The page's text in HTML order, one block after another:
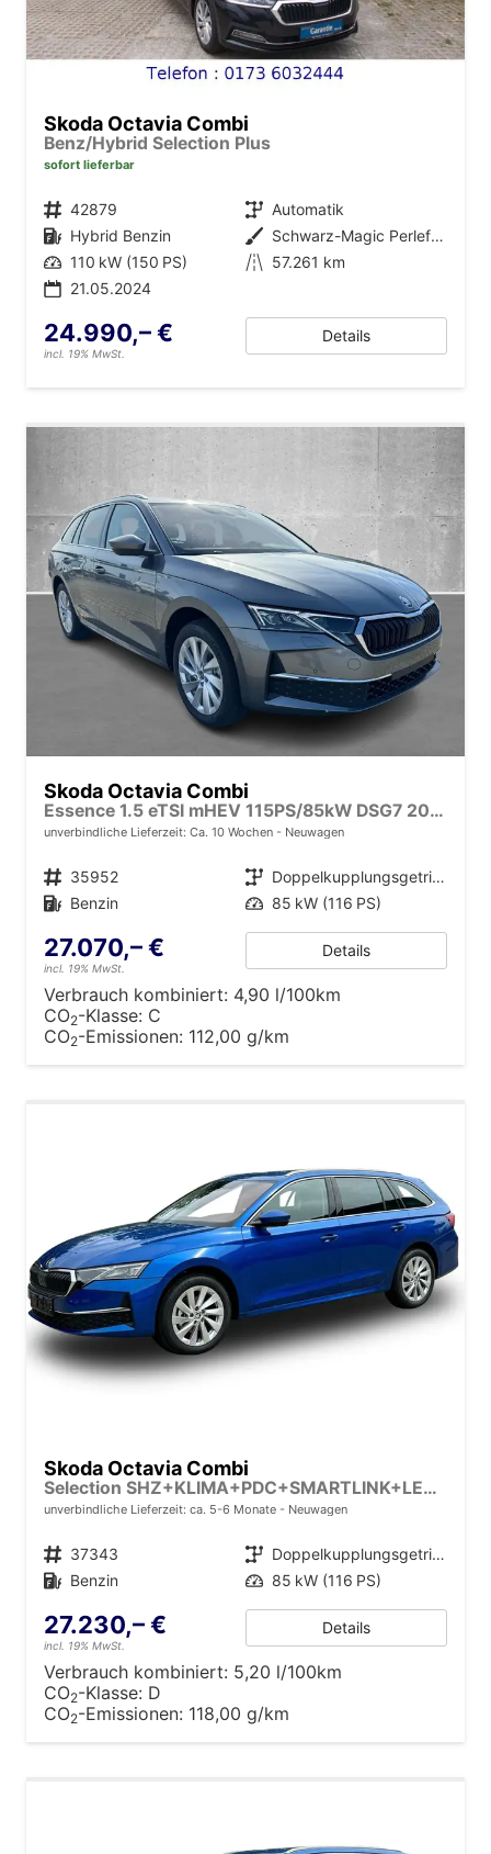
Skoda Octavia Combi
Benz/Hybrid Selection Plus
sofort lieferbar
Fahrzeugnr. 42879 Getriebe Automatik
Kraftstoff Hybrid Benzin Außenfarbe
Schwarz-Magic Perleffekt
Leistung 110 kW (150 PS) Kilometerstand 57.261 km
21.05.2024
24.990,– €
incl. 19% MwSt.
Details
Skoda Octavia Combi
Essence 1.5 eTSI mHEV 115PS/85kW DSG7 2026
unverbindliche Lieferzeit: Ca. 10 Wochen Neuwagen
Fahrzeugnr. 35952 Getriebe
Doppelkupplungsgetriebe (DSG)
Kraftstoff Benzin Leistung 85 kW (116 PS)
27.070,– €
incl. 19% MwSt.
Details
Verbrauch kombiniert: 4,90 l/100km
CO2-Klasse: C
CO2-Emissionen: 112,00 g/km
Skoda Octavia Combi
Selection SHZ+KLIMA+PDC+SMARTLINK+LED+16" ALU
unverbindliche Lieferzeit: ca. 5-6 Monate Neuwagen
Fahrzeugnr. 37343 Getriebe
Doppelkupplungsgetriebe (DSG)
Kraftstoff Benzin Leistung 85 kW (116 PS)
27.230,– €
incl. 19% MwSt.
Details
Verbrauch kombiniert: 5,20 l/100km
CO2-Klasse: D
CO2-Emissionen: 118,00 g/km